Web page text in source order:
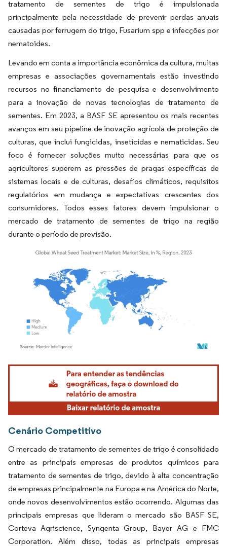
tratamento de sementes de trigo é impulsionada
principalmente pela necessidade de prevenir perdas anuais
causadas por ferrugem do trigo, Fusarium spp e infecções por
nematoides.
Levando em conta a importância econômica da cultura, muitas
empresas e associações governamentais estão investindo
recursos no financiamento de pesquisa e desenvolvimento
para a inovação de novas tecnologias de tratamento de
sementes. Em 2023, a BASF SE apresentou os mais recentes
avanços em seu pipeline de inovação agrícola de proteção de
culturas, que inclui fungicidas, inseticidas e nematicidas. Seu
foco é fornecer soluções muito necessárias para que os
agricultores superem as pressões de pragas específicas de
sistemas locais e de culturas, desafios climáticos, requisitos
regulatórios em mudança e expectativas crescentes dos
consumidores. Todos esses fatores devem impulsionar o
mercado de tratamento de sementes de trigo na região
durante o período de previsão.
Imagem © Mordor Intelligence. O reuso requer atribuição conforme CC BY 4.0.
Cenário Competitivo
O mercado de tratamento de sementes de trigo é consolidado
entre as principais empresas de produtos químicos para
tratamento de sementes de trigo, devido à alta concentração
de empresas principalmente na Europa e na América do Norte,
onde novos desenvolvimentos estão ocorrendo. Algumas das
principais empresas que lideram o mercado são BASF SE,
Corteva Agriscience, Syngenta Group, Bayer AG e FMC
Corporation. Além disso, todas as principais empresas